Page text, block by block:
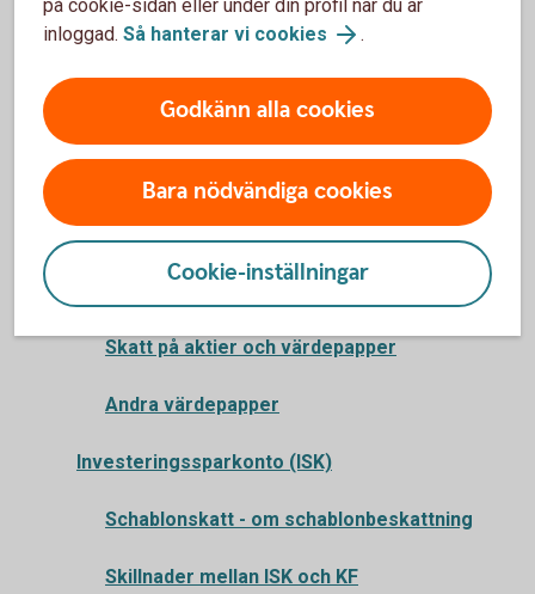
Så handlar du värdepapper
Appen
Skatt på aktier och värdepapper
Andra värdepapper
Investeringssparkonto (ISK)
Schablonskatt - om schablonbeskattning
Skillnader mellan ISK och KF
på cookie-sidan eller under din profil när du är
inloggad. Så hanterar vi cookies .
Godkänn alla cookies
Bara nödvändiga cookies
Cookie-inställningar